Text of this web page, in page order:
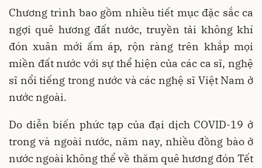
Chương trình bao gồm nhiều tiết mục đặc sắc ca
ngợi quê hương đất nước, truyền tải không khí
đón xuân mới ấm áp, rộn ràng trên khắp mọi
miền đất nước với sự thể hiện của các ca sĩ, nghệ
sĩ nổi tiếng trong nước và các nghệ sĩ Việt Nam ở
nước ngoài.
Do diễn biến phức tạp của đại dịch COVID-19 ở
trong và ngoài nước, năm nay, nhiều đồng bào ở
nước ngoài không thể về thăm quê hương đón Tết